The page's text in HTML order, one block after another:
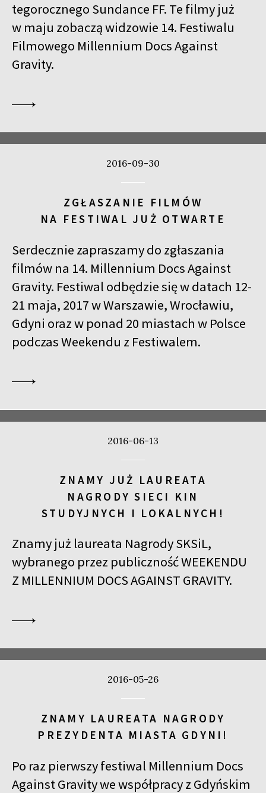
tegorocznego Sundance FF. Te filmy już
w maju zobaczą widzowie 14. Festiwalu
Filmowego Millennium Docs Against
Gravity.
2016-09-30
ZGŁASZANIE FILMÓW
NA FESTIWAL JUŻ OTWARTE
Serdecznie zapraszamy do zgłaszania
filmów na 14. Millennium Docs Against
Gravity. Festiwal odbędzie się w datach 12-
21 maja, 2017 w Warszawie, Wrocławiu,
Gdyni oraz w ponad 20 miastach w Polsce
podczas Weekendu z Festiwalem.
2016-06-13
ZNAMY JUŻ LAUREATA
NAGRODY SIECI KIN
STUDYJNYCH I LOKALNYCH!
Znamy już laureata Nagrody SKSiL,
wybranego przez publiczność WEEKENDU
Z MILLENNIUM DOCS AGAINST GRAVITY.
2016-05-26
ZNAMY LAUREATA NAGRODY
PREZYDENTA MIASTA GDYNI!
Po raz pierwszy festiwal Millennium Docs
Against Gravity we współpracy z Gdyńskim